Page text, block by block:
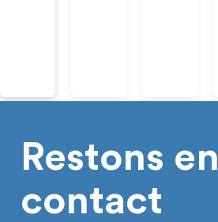
Restons en
contact